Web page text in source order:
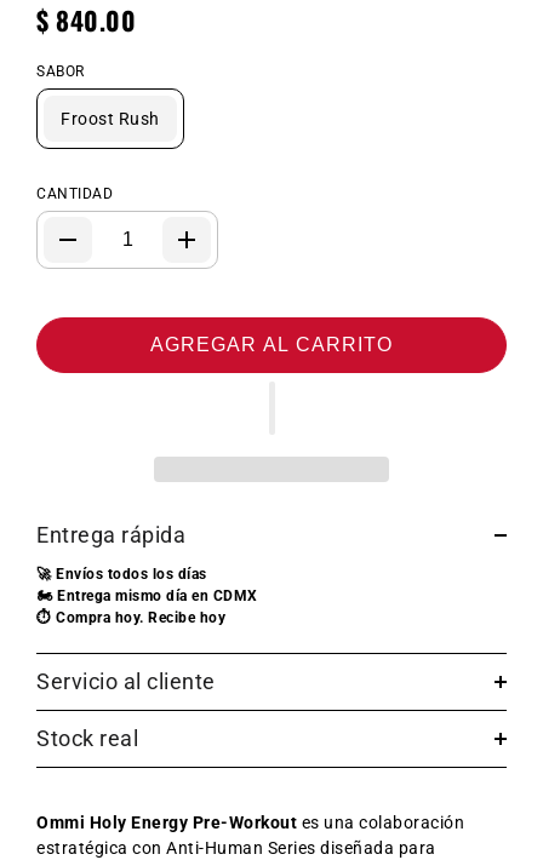
$ 840.00
SABOR
Froost Rush
CANTIDAD
AGREGAR AL CARRITO
Entrega rápida
🚀 Envíos todos los días
🏍️ Entrega mismo día en CDMX
⏱️ Compra hoy. Recibe hoy
Servicio al cliente
Stock real
Ommi Holy Energy Pre-Workout es una colaboración
estratégica con Anti-Human Series diseñada para